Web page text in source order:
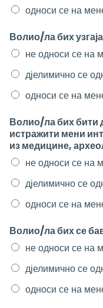
односи се на
Волио/ла бих
не односи се на
дјелимично се
односи се на
Волио/ла бих бити
истражити мени
из медицине,
не односи се на
дјелимично се
односи се на
Волио/ла бих се
не односи се на
дјелимично се
односи се на